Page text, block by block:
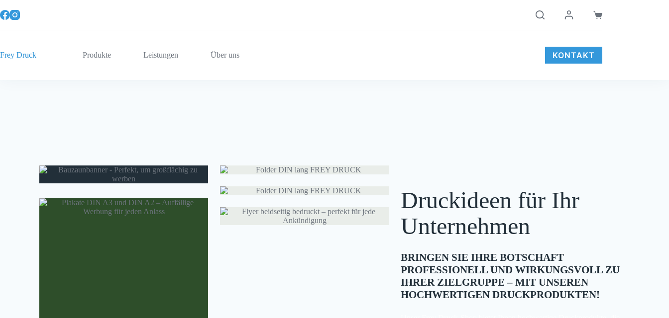
Inhalt
springen
Warenkorb
Frey Druck Produkte Leistungen Über uns KONTAKT
Druckideen für Ihr
Unternehmen
BRINGEN SIE IHRE BOTSCHAFT
PROFESSIONELL UND WIRKUNGSVOLL ZU
IHRER ZIELGRUPPE – MIT UNSEREN
HOCHWERTIGEN DRUCKPRODUKTEN!